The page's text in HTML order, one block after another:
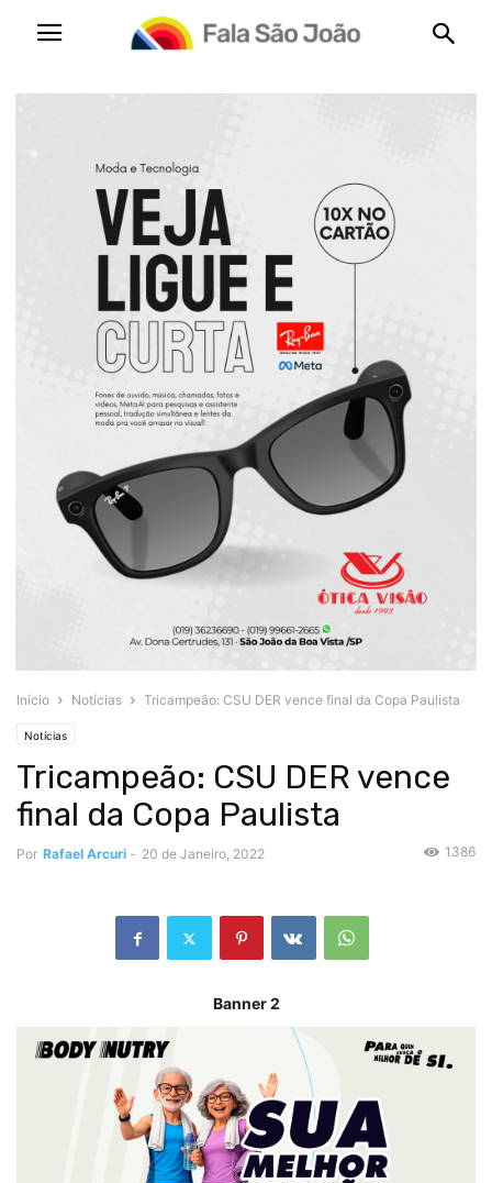
Início Notícias Tricampeão: CSU DER vence final da Copa Paulista
Notícias
Tricampeão: CSU DER vence
final da Copa Paulista
Por Rafael Arcuri - 20 de Janeiro, 2022 1386
Banner 2